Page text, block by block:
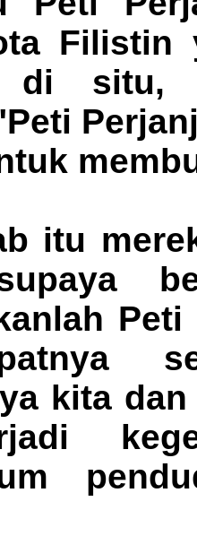
Filistin
situ,
itu
kita